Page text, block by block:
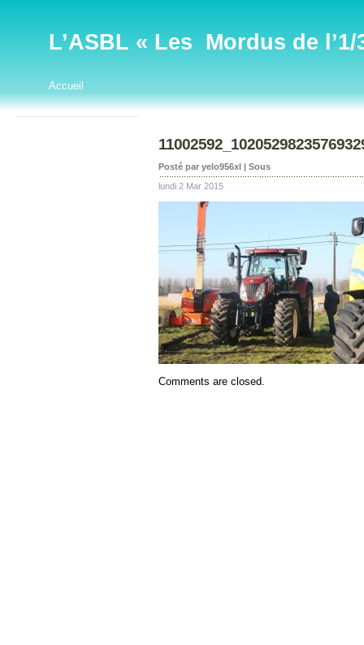
L’ASBL « Les Mordus de l’1/
Accueil
Posté par yelo956xl | Sous
lundi 2 Mar 2015
Comments are closed.